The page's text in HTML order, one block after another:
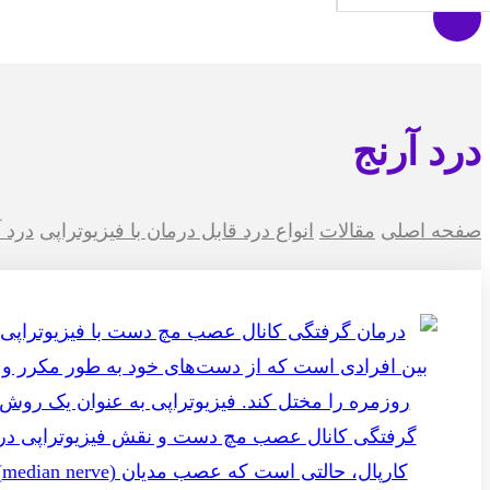
درد آرنج
صفحه اصلی مقالات انواع درد قابل درمان با فیزیوتراپی درد